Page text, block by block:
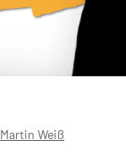
Martin Weiß